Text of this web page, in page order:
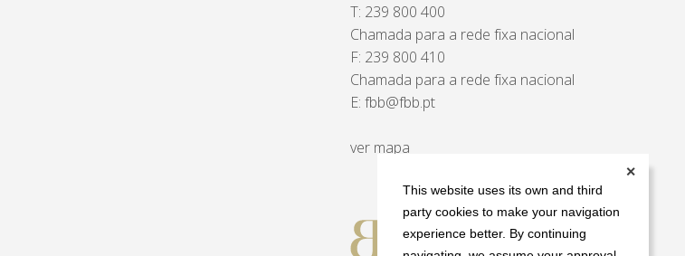
This website uses its own and third
party cookies to make your navigation
experience better. By continuing
✕
T: 239 800 400
Chamada para a rede fixa nacional
F: 239 800 410
Chamada para a rede fixa nacional
E:fbb@fbb.pt
ver mapa